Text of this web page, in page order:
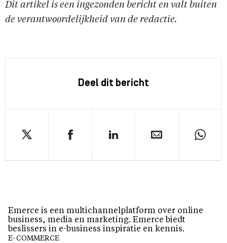
Dit artikel is een ingezonden bericht en valt buiten
de verantwoordelijkheid van de redactie.
Deel dit bericht
Emerce is een multichannelplatform over online
business, media en marketing. Emerce biedt
beslissers in e-business inspiratie en kennis.
E-COMMERCE